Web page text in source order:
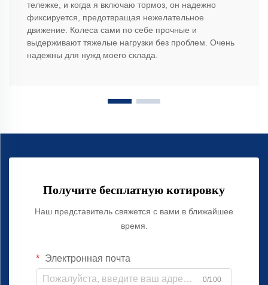
тележке, и когда я включаю тормоз, он надежно
фиксируется, предотвращая нежелательное
движение. Колеса сами по себе прочные и
выдерживают тяжелые нагрузки без проблем. Очень
надежны для нужд моего склада.
Получите бесплатную котировку
Наш представитель свяжется с вами в ближайшее
время.
Электронная почта
0/100